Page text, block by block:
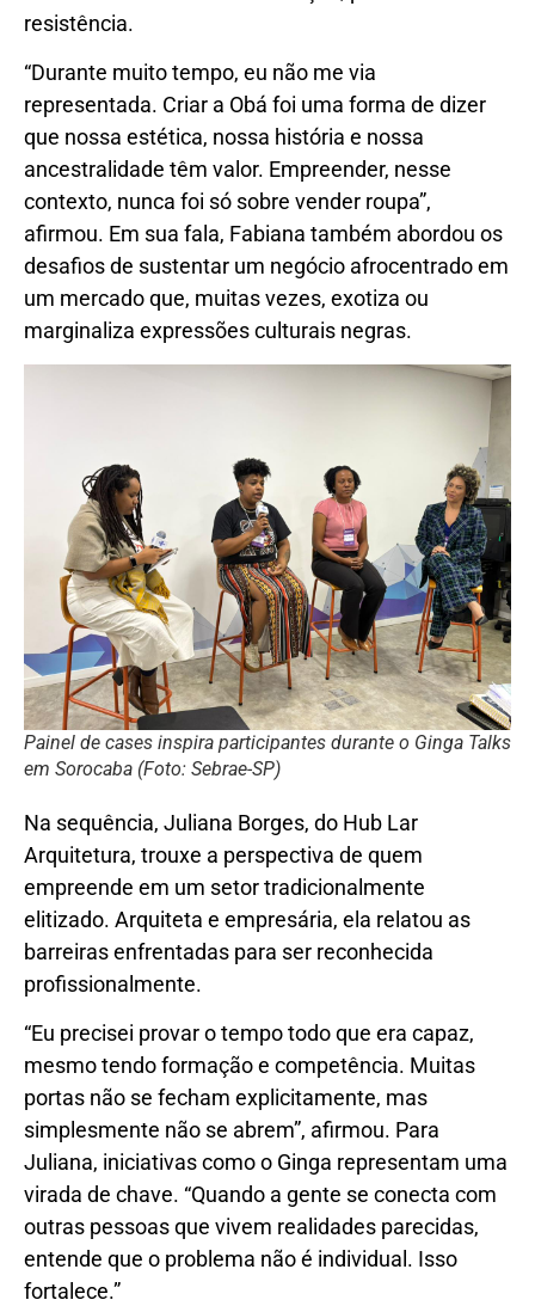
resistência.
“Durante muito tempo, eu não me via
representada. Criar a Obá foi uma forma de dizer
que nossa estética, nossa história e nossa
ancestralidade têm valor. Empreender, nesse
contexto, nunca foi só sobre vender roupa”,
afirmou. Em sua fala, Fabiana também abordou os
desafios de sustentar um negócio afrocentrado em
um mercado que, muitas vezes, exotiza ou
marginaliza expressões culturais negras.
Painel de cases inspira participantes durante o Ginga Talks
em Sorocaba (Foto: Sebrae-SP)
Na sequência, Juliana Borges, do Hub Lar
Arquitetura, trouxe a perspectiva de quem
empreende em um setor tradicionalmente
elitizado. Arquiteta e empresária, ela relatou as
barreiras enfrentadas para ser reconhecida
profissionalmente.
“Eu precisei provar o tempo todo que era capaz,
mesmo tendo formação e competência. Muitas
portas não se fecham explicitamente, mas
simplesmente não se abrem”, afirmou. Para
Juliana, iniciativas como o Ginga representam uma
virada de chave. “Quando a gente se conecta com
outras pessoas que vivem realidades parecidas,
entende que o problema não é individual. Isso
fortalece.”